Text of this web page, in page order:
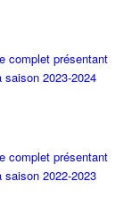
complet présentant
2023-2024
complet présentant
2022-2023